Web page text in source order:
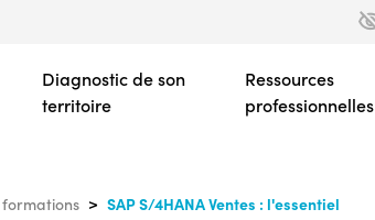
contenu
principal
Diagnostic de son
territoire
Ressources
professionnelles
formations SAP S/4HANA Ventes : l'essentiel